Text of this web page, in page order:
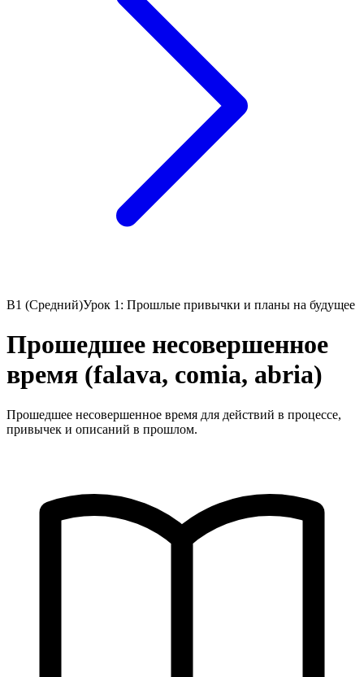
B1 (Средний)Урок 1: Прошлые привычки и планы на будущее
Прошедшее несовершенное
время (falava, comia, abria)
Прошедшее несовершенное время для действий в процессе,
привычек и описаний в прошлом.